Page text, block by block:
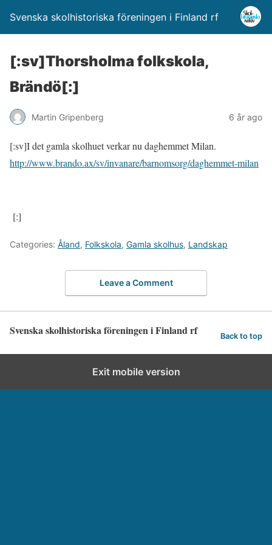
Svenska skolhistoriska föreningen i Finland rf
[:sv]Thorsholma folkskola,
Brändö[:]
Martin Gripenberg 6 år ago
[:sv]I det gamla skolhuet verkar nu daghemmet Milan.
http://www.brando.ax/sv/invanare/barnomsorg/daghemmet-milan
[:]
Categories: Åland, Folkskola, Gamla skolhus, Landskap
Leave a Comment
Svenska skolhistoriska föreningen i Finland rf Back to top
Exit mobile version